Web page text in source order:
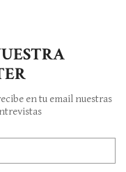
en tu email nuestras